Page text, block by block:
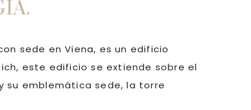
sede en Viena, es un edificio
este edificio se extiende sobre el
su emblemática sede, la torre